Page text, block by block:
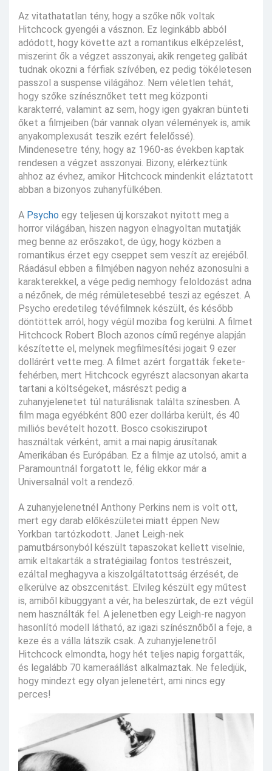
Az vitathatatlan tény, hogy a szőke nők voltak
Hitchcock gyengéi a vásznon. Ez leginkább abból
adódott, hogy követte azt a romantikus elképzelést,
miszerint ők a végzet asszonyai, akik rengeteg galibát
tudnak okozni a férfiak szívében, ez pedig tökéletesen
passzol a suspense világához. Nem véletlen tehát,
hogy szőke színésznőket tett meg központi
karakterré, valamint az sem, hogy igen gyakran bünteti
őket a filmjeiben (bár vannak olyan vélemények is, amik
anyakomplexusát teszik ezért felelőssé).
Mindenesetre tény, hogy az 1960-as években kaptak
rendesen a végzet asszonyai. Bizony, elérkeztünk
ahhoz az évhez, amikor Hitchcock mindenkit eláztatott
abban a bizonyos zuhanyfülkében.
A Psycho egy teljesen új korszakot nyitott meg a
horror világában, hiszen nagyon elnagyoltan mutatják
meg benne az erőszakot, de úgy, hogy közben a
romantikus érzet egy cseppet sem veszít az erejéből.
Ráadásul ebben a filmjében nagyon nehéz azonosulni a
karakterekkel, a vége pedig nemhogy feloldozást adna
a nézőnek, de még rémületesebbé teszi az egészet. A
Psycho eredetileg tévéfilmnek készült, és később
döntöttek arról, hogy végül moziba fog kerülni. A filmet
Hitchcock Robert Bloch azonos című regénye alapján
készítette el, melynek megfilmesítési jogait 9 ezer
dollárért vette meg. A filmet azért forgatták fekete-
fehérben, mert Hitchcock egyrészt alacsonyan akarta
tartani a költségeket, másrészt pedig a
zuhanyjelenetet túl naturálisnak találta színesben. A
film maga egyébként 800 ezer dollárba került, és 40
milliós bevételt hozott. Bosco csokiszirupot
használtak vérként, amit a mai napig árusítanak
Amerikában és Európában. Ez a filmje az utolsó, amit a
Paramountnál forgatott le, félig ekkor már a
Universalnál volt a rendező.
A zuhanyjelenetnél Anthony Perkins nem is volt ott,
mert egy darab előkészületei miatt éppen New
Yorkban tartózkodott. Janet Leigh-nek
pamutbársonyból készült tapaszokat kellett viselnie,
amik eltakarták a stratégiailag fontos testrészeit,
ezáltal meghagyva a kiszolgáltatottság érzését, de
elkerülve az obszcenitást. Elvileg készült egy műtest
is, amiből kibuggyant a vér, ha beleszúrtak, de ezt végül
nem használták fel. A jelenetben egy Leigh-re nagyon
hasonlító modell látható, az igazi színésznőből a feje, a
keze és a válla látszik csak. A zuhanyjelenetről
Hitchcock elmondta, hogy hét teljes napig forgatták,
és legalább 70 kameraállást alkalmaztak. Ne feledjük,
hogy mindezt egy olyan jelenetért, ami nincs egy
perces!